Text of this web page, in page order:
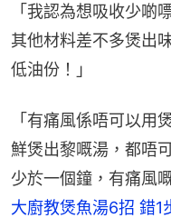
「我認為想吸收少啲
其他材料差不多煲出
低油份！」
「有痛風係唔可以用
鮮煲出黎嘅湯，都唔
少於一個鐘，有痛風
大廚教煲魚湯6招 錯1